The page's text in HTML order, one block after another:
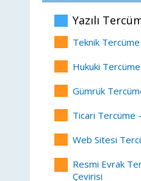
Yazılı
Teknik
Hukuki
Gümrük
Ticari Tercüme
Web Sitesi
Resmi Evrak
Çevirisi